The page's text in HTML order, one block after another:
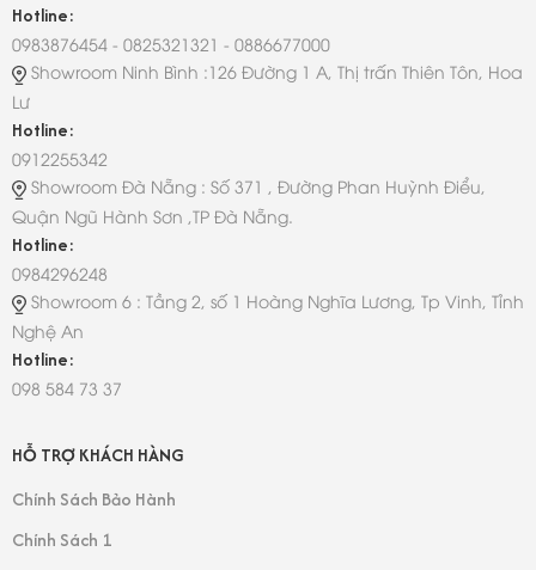
HỖ TRỢ KHÁCH HÀNG
Chính Sách Bảo Hành
Chính Sách 1
Hotline:
0983876454 - 0825321321 - 0886677000
Showroom Ninh Bình :126 Đường 1 A, Thị trấn Thiên Tôn, Hoa
Lư
Hotline:
0912255342
Showroom Đà Nẵng : Số 371 , Đường Phan Huỳnh Điểu,
Quận Ngũ Hành Sơn ,TP Đà Nẵng.
Hotline:
0984296248
Showroom 6 : Tầng 2, số 1 Hoàng Nghĩa Lương, Tp Vinh, Tỉnh
Nghệ An
Hotline:
098 584 73 37